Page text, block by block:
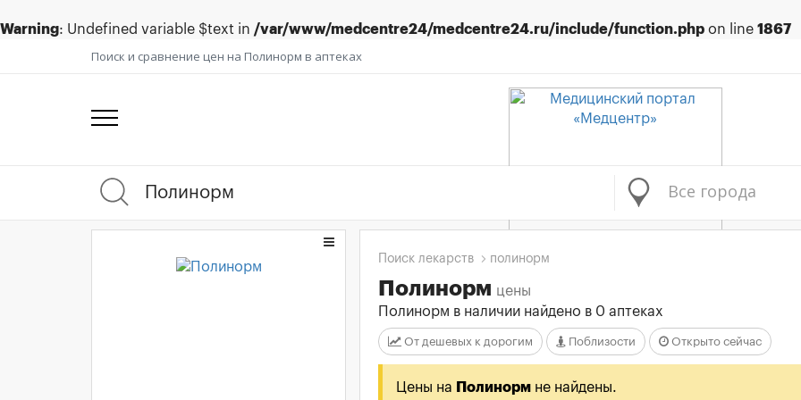
Warning: Undefined variable $text in /var/www/medcentre24/medcentre24.ru/include/function.php on line 1867
Поиск и сравнение цен на Полинорм в аптеках
Все города
Поиск лекарств полинорм
Полинорм цены
Полинорм в наличии найдено в 0 аптеках
От дешевых к дорогим Поблизости Открыто сейчас
Цены на Полинорм не найдены.